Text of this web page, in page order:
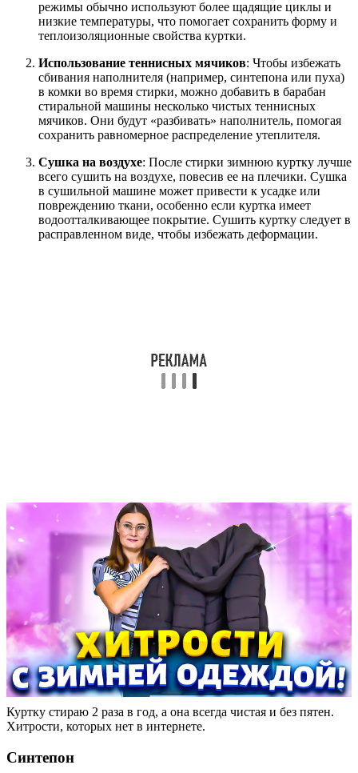
режимы обычно используют более щадящие циклы и
низкие температуры, что помогает сохранить форму и
теплоизоляционные свойства куртки.
Использование теннисных мячиков: Чтобы избежать
сбивания наполнителя (например, синтепона или пуха)
в комки во время стирки, можно добавить в барабан
стиральной машины несколько чистых теннисных
мячиков. Они будут «разбивать» наполнитель, помогая
сохранить равномерное распределение утеплителя.
Сушка на воздухе: После стирки зимнюю куртку лучше
всего сушить на воздухе, повесив ее на плечики. Сушка
в сушильной машине может привести к усадке или
повреждению ткани, особенно если куртка имеет
водоотталкивающее покрытие. Сушить куртку следует в
расправленном виде, чтобы избежать деформации.
Куртку стираю 2 раза в год, а она всегда чистая и без пятен.
Хитрости, которых нет в интернете.
Синтепон